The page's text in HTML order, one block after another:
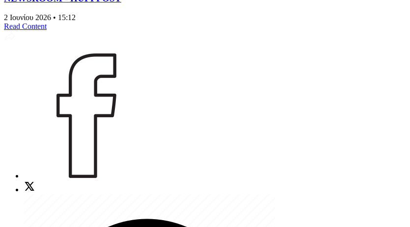
2 Ιουνίου 2026 • 15:12
Read Content